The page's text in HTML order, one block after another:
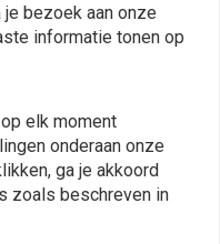
je bezoek aan onze
informatie tonen op
elk moment
onderaan onze
ga je akkoord
zoals beschreven in